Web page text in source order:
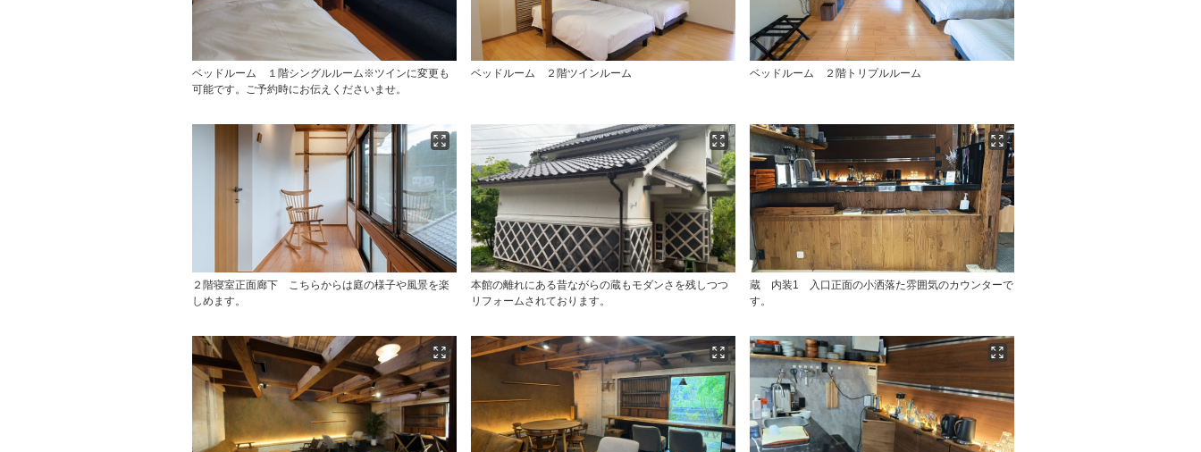
ベッドルーム １階シングルルーム※ツインに変更も
可能です。ご予約時にお伝えくださいませ。
ベッドルーム ２階ツインルーム ベッドルーム ２階トリプルルーム
２階寝室正面廊下 こちらからは庭の様子や風景を楽
しめます。
本館の離れにある昔ながらの蔵もモダンさを残しつつ
リフォームされております。
蔵 内装1 入口正面の小洒落た雰囲気のカウンターで
す。